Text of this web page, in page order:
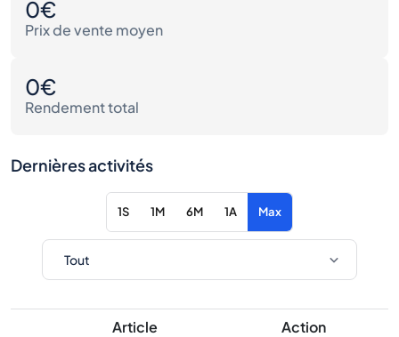
0€
Prix de vente moyen
0€
Rendement total
Dernières activités
1S 1M 6M 1A Max
Article Action